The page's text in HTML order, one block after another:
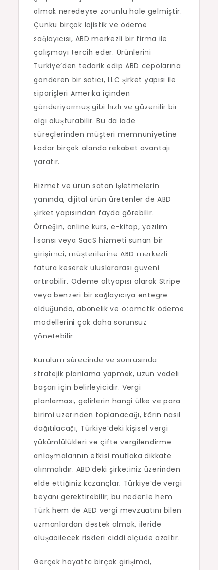
olmak neredeyse zorunlu hale gelmiştir.
Çünkü birçok lojistik ve ödeme
sağlayıcısı, ABD merkezli bir firma ile
çalışmayı tercih eder. Ürünlerini
Türkiye’den tedarik edip ABD depolarına
gönderen bir satıcı, LLC şirket yapısı ile
siparişleri Amerika içinden
gönderiyormuş gibi hızlı ve güvenilir bir
algı oluşturabilir. Bu da iade
süreçlerinden müşteri memnuniyetine
kadar birçok alanda rekabet avantajı
yaratır.
Hizmet ve ürün satan işletmelerin
yanında, dijital ürün üretenler de ABD
şirket yapısından fayda görebilir.
Örneğin, online kurs, e-kitap, yazılım
lisansı veya SaaS hizmeti sunan bir
girişimci, müşterilerine ABD merkezli
fatura keserek uluslararası güveni
artırabilir. Ödeme altyapısı olarak Stripe
veya benzeri bir sağlayıcıya entegre
olduğunda, abonelik ve otomatik ödeme
modellerini çok daha sorunsuz
yönetebilir.
Kurulum sürecinde ve sonrasında
stratejik planlama yapmak, uzun vadeli
başarı için belirleyicidir. Vergi
planlaması, gelirlerin hangi ülke ve para
birimi üzerinden toplanacağı, kârın nasıl
dağıtılacağı, Türkiye’deki kişisel vergi
yükümlülükleri ve çifte vergilendirme
anlaşmalarının etkisi mutlaka dikkate
alınmalıdır. ABD’deki şirketiniz üzerinden
elde ettiğiniz kazançlar, Türkiye’de vergi
beyanı gerektirebilir; bu nedenle hem
Türk hem de ABD vergi mevzuatını bilen
uzmanlardan destek almak, ileride
oluşabilecek riskleri ciddi ölçüde azaltır.
Gerçek hayatta birçok girişimci,